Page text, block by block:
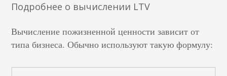
Подробнее о вычислении LTV
Вычисление пожизненной ценности зависит от
типа бизнеса. Обычно используют такую формулу: